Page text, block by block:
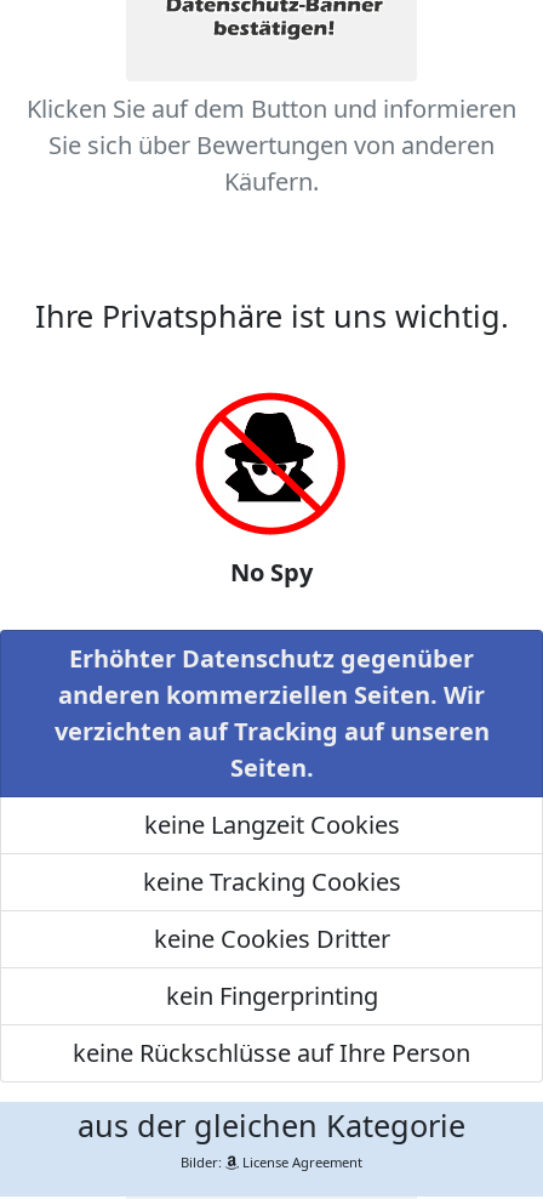
Klicken Sie auf dem Button und informieren
Sie sich über Bewertungen von anderen
Käufern.
Ihre Privatsphäre ist uns wichtig.
No Spy
Erhöhter Datenschutz gegenüber
anderen kommerziellen Seiten. Wir
verzichten auf Tracking auf unseren
Seiten.
keine Langzeit Cookies
keine Tracking Cookies
keine Cookies Dritter
kein Fingerprinting
keine Rückschlüsse auf Ihre Person
aus der gleichen Kategorie
Bilder: License Agreement